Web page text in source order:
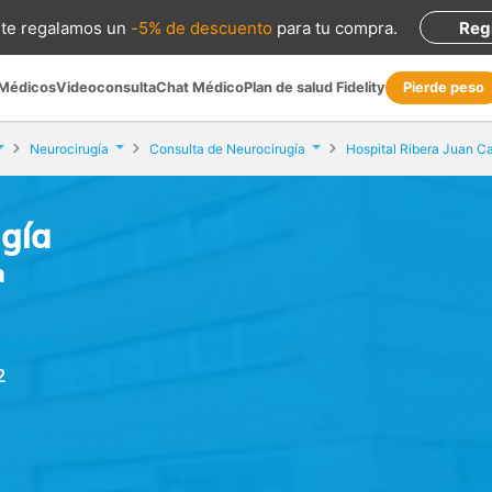
regalamos un -5% de descuento para tu compra.
VideoconsultaChat MédicoPlan de salud Fidelity Pierde peso
Neurocirugía Consulta de Neurocirugía Hospital Ribera Juan